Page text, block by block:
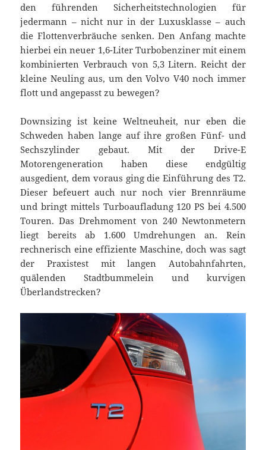
den führenden Sicherheitstechnologien für
jedermann – nicht nur in der Luxusklasse – auch
die Flottenverbräuche senken. Den Anfang machte
hierbei ein neuer 1,6-Liter Turbobenziner mit einem
kombinierten Verbrauch von 5,3 Litern. Reicht der
kleine Neuling aus, um den Volvo V40 noch immer
flott und angepasst zu bewegen?
Downsizing ist keine Weltneuheit, nur eben die
Schweden haben lange auf ihre großen Fünf- und
Sechszylinder gebaut. Mit der Drive-E
Motorengeneration haben diese endgültig
ausgedient, dem voraus ging die Einführung des T2.
Dieser befeuert auch nur noch vier Brennräume
und bringt mittels Turboaufladung 120 PS bei 4.500
Touren. Das Drehmoment von 240 Newtonmetern
liegt bereits ab 1.600 Umdrehungen an. Rein
rechnerisch eine effiziente Maschine, doch was sagt
der Praxistest mit langen Autobahnfahrten,
quälenden Stadtbummelein und kurvigen
Überlandstrecken?